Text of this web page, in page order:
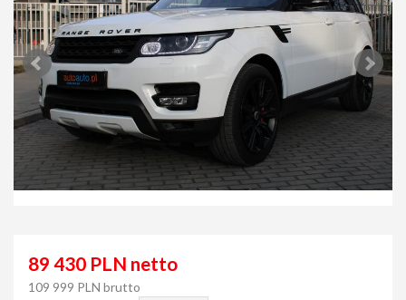
89 430 PLN netto
109 999 PLN brutto